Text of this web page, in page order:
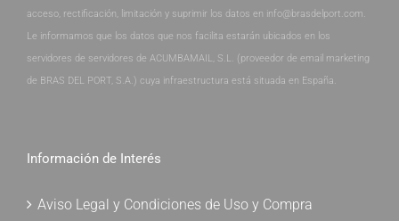
acceso, rectificación, limitación y suprimir los datos en info@brasdelport.com.
Le informamos que los datos que nos facilita estarán ubicados en los
servidores de servidores de ACUMBAMAIL, S.L. (proveedor de email marketing
de BRAS DEL PORT, S.A.) cuya infraestructura está situada en España.
Información de Interés
Aviso Legal y Condiciones de Uso y Compra